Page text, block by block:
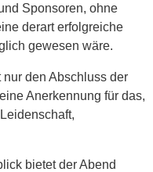
Sponsoren, ohne
derart erfolgreiche
gewesen wäre.
den Abschluss der
Anerkennung für das,
bietet der Abend